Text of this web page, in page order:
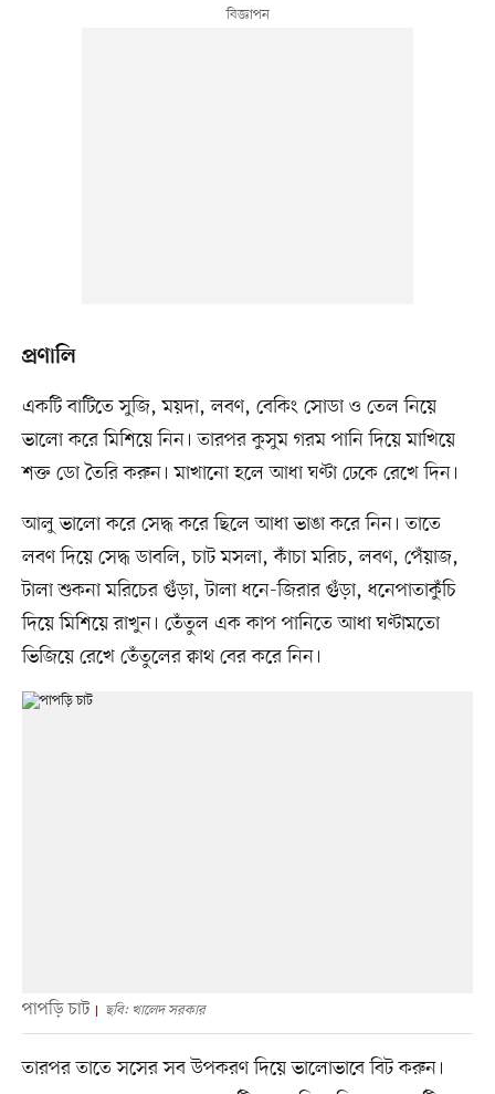
প্রণালি
একটি বাটিতে সুজি, ময়দা, লবণ, বেকিং সোডা ও তেল নিয়ে
ভালো করে মিশিয়ে নিন। তারপর কুসুম গরম পানি দিয়ে মাখিয়ে
শক্ত ডো তৈরি করুন। মাখানো হলে আধা ঘণ্টা ঢেকে রেখে দিন।
আলু ভালো করে সেদ্ধ করে ছিলে আধা ভাঙা করে নিন। তাতে
লবণ দিয়ে সেদ্ধ ডাবলি, চাট মসলা, কাঁচা মরিচ, লবণ, পেঁয়াজ,
টালা শুকনা মরিচের গুঁড়া, টালা ধনে-জিরার গুঁড়া, ধনেপাতাকুঁচি
দিয়ে মিশিয়ে রাখুন। তেঁতুল এক কাপ পানিতে আধা ঘণ্টামতো
ভিজিয়ে রেখে তেঁতুলের ক্বাথ বের করে নিন।
পাপড়ি চাট ছবি: খালেদ সরকার
তারপর তাতে সসের সব উপকরণ দিয়ে ভালোভাবে বিট করুন।